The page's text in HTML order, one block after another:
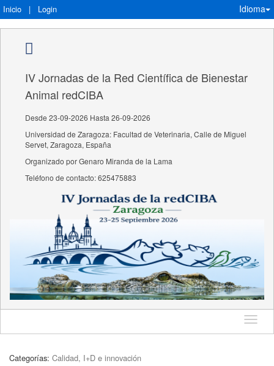
Inicio | Login Idioma
IV Jornadas de la Red Científica de Bienestar
Animal redCIBA
Desde 23-09-2026 Hasta 26-09-2026
Universidad de Zaragoza: Facultad de Veterinaria, Calle de Miguel
Servet, Zaragoza, España
Organizado por Genaro Miranda de la Lama
Teléfono de contacto: 625475883
Idioma
Categorías: Calidad, I+D e innovación